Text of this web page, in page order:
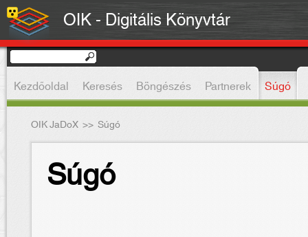
OIK - Digitális Könyvtár
Kezdőoldal Keresés Böngészés Partnerek Súgó
OIK JaDoX >> Súgó
Súgó